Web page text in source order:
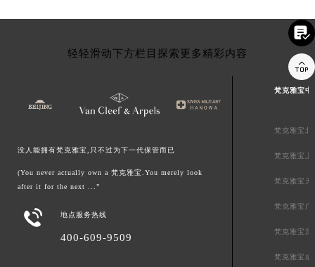
轻轻滑动下方栏目探索更多精彩内容
没人能拥有梵克雅宝,只不过为下一代保管而已
(You never actually own a 梵克雅宝.You merely look
after it for the next ...”
 地点服务热线
400-609-9509
梵克雅宝中
梵克雅宝北
梵克雅宝上
梵克雅宝天
梵克雅宝广
梵克雅宝深
梵克雅宝成

